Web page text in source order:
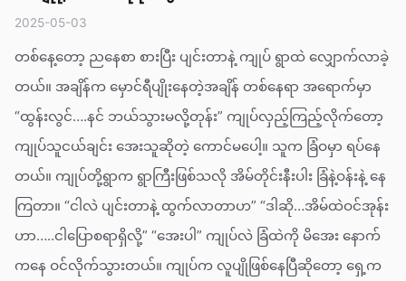
2025-05-03
တစ်နေ့တော့ ညနေစာ စားပြီး ပျင်းတာနဲ့ ကျုပ် ရွာထဲ လျှောက်လာခဲ့
တယ်။ အချိန်က မှောင်ရီပျိုးနေတဲ့အချိန် တစ်နေရာ အရောက်မှာ
“ထွန်းလွင်….နင် ဘယ်သွားမလို့တုန်း” ကျုပ်လှည့်ကြည့်လိုက်တော့
ကျုပ်သူငယ်ချင်း အေးသူဆိုတဲ့ ကောင်မပေါ့။ သူက ခြံဝမှာ ရပ်နေ
တယ်။ ကျုပ်တို့ရွာက ရွာကြီးဖြစ်သလို အိမ်တိုင်းနီးပါး ခြံနဲ့ဝန်းနဲ့ နေ
ကြတာ။ “ငါလဲ ပျင်းတာနဲ့ ထွက်လာတာဟ” “ဒါဆို…အိမ်ထဲဝင်အုန်း
ဟာ…..ငါပြောစရာရှိလို့” “အေးပါ” ကျုပ်လဲ ခြံထဲကို မိအေး နောက်
ကနေ ဝင်လိုက်သွားတယ်။ ကျုပ်က လူပျိုဖြစ်နေပြီဆိုတော့ ရှေ့က